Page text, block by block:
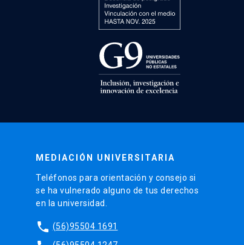
MEDIACIÓN UNIVERSITARIA
Teléfonos para orientación y consejo si
se ha vulnerado alguno de tus derechos
en la universidad.
phone (56)95504 1691